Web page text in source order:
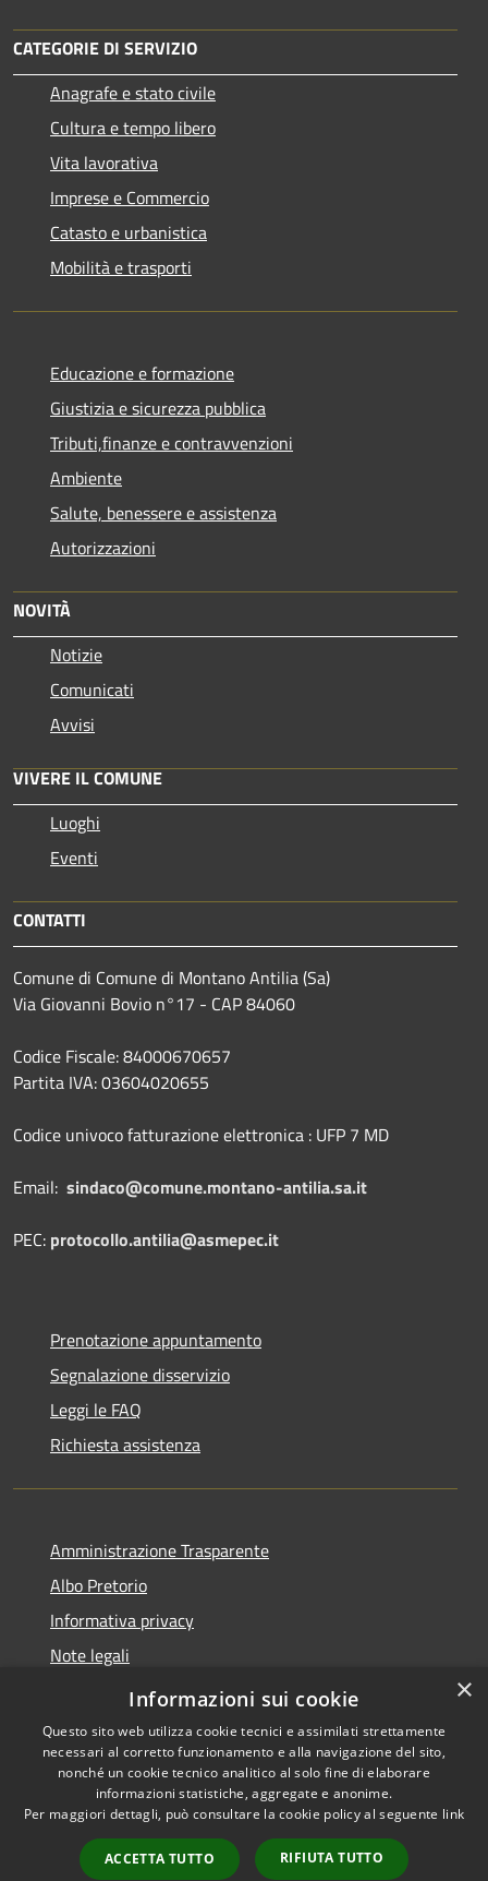
CATEGORIE DI SERVIZIO
Anagrafe e stato civile
Cultura e tempo libero
Vita lavorativa
Imprese e Commercio
Catasto e urbanistica
Mobilità e trasporti
Educazione e formazione
Giustizia e sicurezza pubblica
Tributi,finanze e contravvenzioni
Ambiente
Salute, benessere e assistenza
Autorizzazioni
NOVITÀ
Notizie
Comunicati
Avvisi
VIVERE IL COMUNE
Luoghi
Eventi
CONTATTI
Comune di Comune di Montano Antilia (Sa)
Via Giovanni Bovio n°17 - CAP 84060
Codice Fiscale: 84000670657
Partita IVA: 03604020655
Codice univoco fatturazione elettronica : UFP 7 MD
Email: sindaco@comune.montano-antilia.sa.it
PEC: protocollo.antilia@asmepec.it
Prenotazione appuntamento
Segnalazione disservizio
Leggi le FAQ
Richiesta assistenza
Amministrazione Trasparente
Albo Pretorio
Informativa privacy
Note legali
Dichiarazione di accessibilità
Accessibilità
Copyright © 2026 • Comune di
Montano Antilia • Powered by
Municipium•
Accesso
×
Informazioni sui cookie
Questo sito web utilizza cookie tecnici e assimilati strettamente
necessari al corretto funzionamento e alla navigazione del sito,
nonché un cookie tecnico analitico al solo fine di elaborare
informazioni statistiche, aggregate e anonime.
Per maggiori dettagli, può consultare la cookie policy al seguente link
ACCETTA TUTTO RIFIUTA TUTTO